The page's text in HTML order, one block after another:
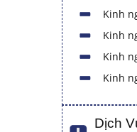
Kinh
Kinh
Kinh
Kinh
Dịch